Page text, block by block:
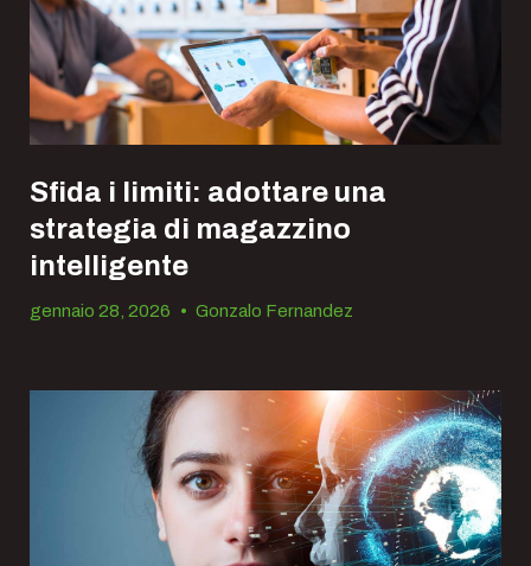
Sfida i limiti: adottare una
strategia di magazzino
intelligente
gennaio 28, 2026 • Gonzalo Fernandez